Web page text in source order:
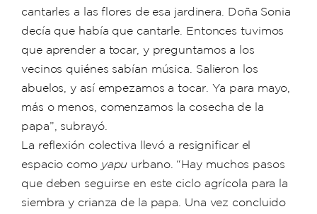
cantarles a las flores de esa jardinera. Doña Sonia
decía que había que cantarle. Entonces tuvimos
que aprender a tocar, y preguntamos a los
vecinos quiénes sabían música. Salieron los
abuelos, y así empezamos a tocar. Ya para mayo,
más o menos, comenzamos la cosecha de la
papa”, subrayó.
La reflexión colectiva llevó a resignificar el
espacio como yapu urbano. “Hay muchos pasos
que deben seguirse en este ciclo agrícola para la
siembra y crianza de la papa. Una vez concluido